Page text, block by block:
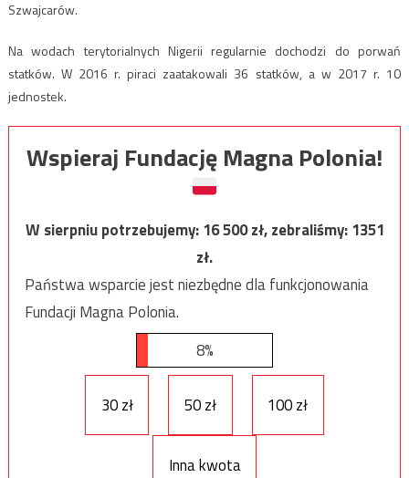
Szwajcarów.
Na wodach terytorialnych Nigerii regularnie dochodzi do porwań
statków. W 2016 r. piraci zaatakowali 36 statków, a w 2017 r. 10
jednostek.
Wspieraj Fundację Magna Polonia!
W sierpniu potrzebujemy:16 500zł, zebraliśmy:1351
zł.
Państwa wsparcie jest niezbędne dla funkcjonowania
Fundacji Magna Polonia.
8%
30 zł 50 zł 100 zł
Inna kwota